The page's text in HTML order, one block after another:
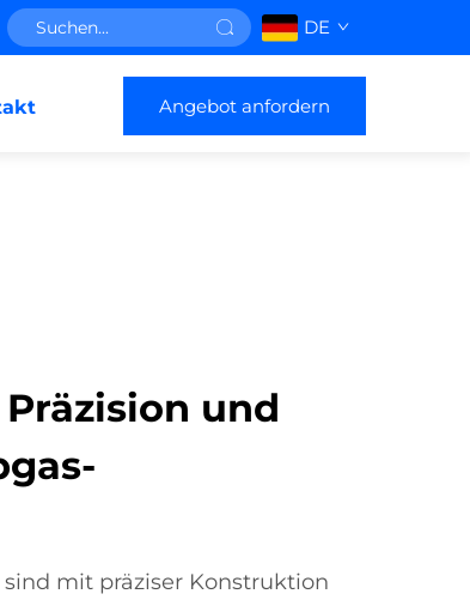
DE
Angebot anfordern
und
mit präziser Konstruktion